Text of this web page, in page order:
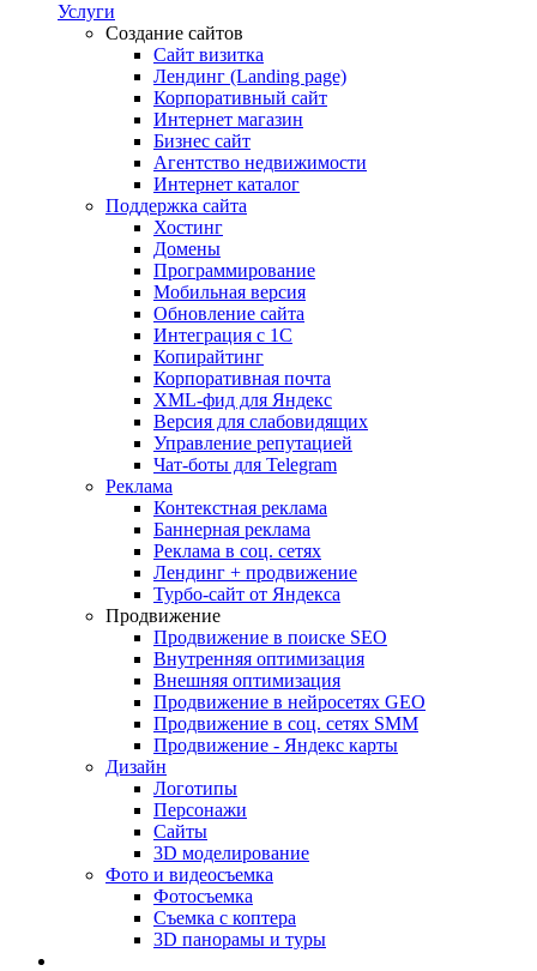
Услуги
Создание сайтов
Сайт визитка
Лендинг (Landing page)
Корпоративный сайт
Интернет магазин
Бизнес сайт
Агентство недвижимости
Интернет каталог
Поддержка сайта
Хостинг
Домены
Программирование
Мобильная версия
Обновление сайта
Интеграция с 1С
Копирайтинг
Корпоративная почта
XML-фид для Яндекс
Версия для слабовидящих
Управление репутацией
Чат-боты для Telegram
Реклама
Контекстная реклама
Баннерная реклама
Реклама в соц. сетях
Лендинг + продвижение
Турбо-сайт от Яндекса
Продвижение
Продвижение в поиске SEO
Внутренняя оптимизация
Внешняя оптимизация
Продвижение в нейросетях GEO
Продвижение в соц. сетях SMM
Продвижение - Яндекс карты
Дизайн
Логотипы
Персонажи
Сайты
3D моделирование
Фото и видеосъемка
Фотосъемка
Съемка с коптера
3D панорамы и туры